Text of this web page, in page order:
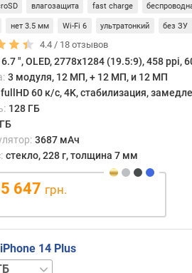
влагозащита fast charge
нет 3.5 мм Wi-Fi 6 ультратонкий без ЗУ
4.4 / 18 отзывов
6.7 ", OLED, 2778x1284 (19.5:9), 458 ppi,
3 модуля, 12 МП, + 12 МП, и 12 МП
fullHD 60 к/с, 4K, стабилизация,
128 ГБ
3687 мАч
стекло, 228 г, толщина 7 мм
647 грн.
14 Plus
ГБ